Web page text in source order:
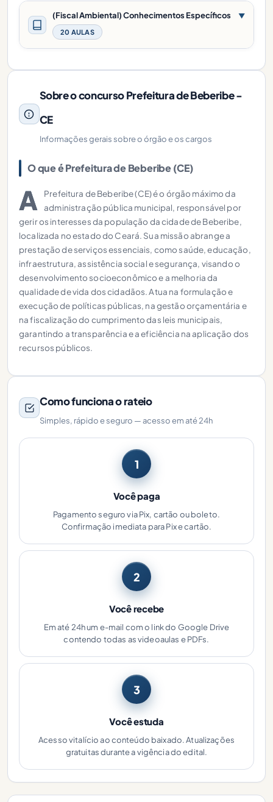
(Fiscal Ambiental) Conhecimentos Específicos
20 AULAS
▼
Sobre o concurso Prefeitura de Beberibe -
CE
Informações gerais sobre o órgão e os cargos
O que é Prefeitura de Beberibe (CE)
A
Prefeitura de Beberibe (CE) é o órgão máximo da
administração pública municipal, responsável por
gerir os interesses da população da cidade de Beberibe,
localizada no estado do Ceará. Sua missão abrange a
prestação de serviços essenciais, como saúde, educação,
infraestrutura, assistência social e segurança, visando o
desenvolvimento socioeconômico e a melhoria da
qualidade de vida dos cidadãos. Atua na formulação e
execução de políticas públicas, na gestão orçamentária e
na fiscalização do cumprimento das leis municipais,
garantindo a transparência e a eficiência na aplicação dos
recursos públicos.
Como funciona o rateio
Simples, rápido e seguro — acesso em até 24h
1
Você paga
Pagamento seguro via Pix, cartão ou boleto.
Confirmação imediata para Pix e cartão.
2
Você recebe
Em até 24h um e-mail com o link do Google Drive
contendo todas as videoaulas e PDFs.
3
Você estuda
Acesso vitalício ao conteúdo baixado. Atualizações
gratuitas durante a vigência do edital.